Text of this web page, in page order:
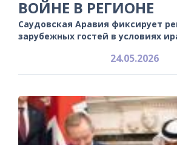
ВОЙНЕ В РЕГИОНЕ
Саудовская Аравия фиксирует
зарубежных гостей в условиях
24.05.2026